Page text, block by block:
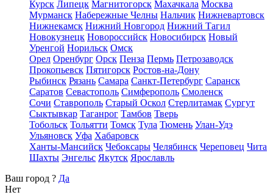
Курск Липецк Магнитогорск Махачкала Москва
Мурманск Набережные Челны Нальчик Нижневартовск
Нижнекамск Нижний Новгород Нижний Тагил
Новокузнецк Новороссийск Новосибирск Новый
Уренгой Норильск Омск
Орел Оренбург Орск Пенза Пермь Петрозаводск
Прокопьевск Пятигорск Ростов-на-Дону
Рыбинск Рязань Самара Санкт-Петербург Саранск
Саратов Севастополь Симферополь Смоленск
Сочи Ставрополь Старый Оскол Стерлитамак Сургут
Сыктывкар Таганрог Тамбов Тверь
Тобольск Тольятти Томск Тула Тюмень Улан-Удэ
Ульяновск Уфа Хабаровск
Ханты-Мансийск Чебоксары Челябинск Череповец Чита
Шахты Энгельс Якутск Ярославль
Ваш город ? Да
Нет